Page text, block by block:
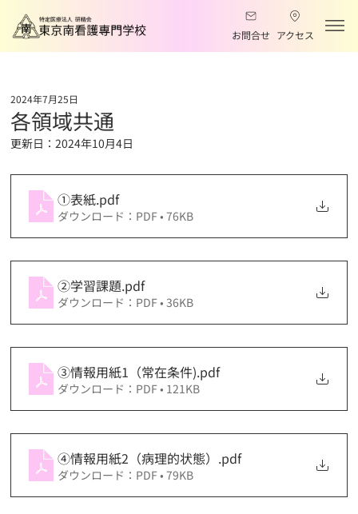
各領域共通
2024年7月25日
更新日：2024年10月4日
①表紙.pdf
ダウンロード：PDF • 76KB
②学習課題.pdf
ダウンロード：PDF • 36KB
③情報用紙1（常在条件).pdf
ダウンロード：PDF • 121KB
④情報用紙2（病理的状態） .pdf
ダウンロード：PDF • 79KB
アクセス
お問合せ